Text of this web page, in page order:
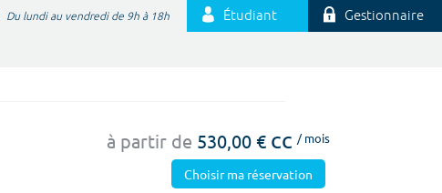
Du lundi au vendredi de 9h à 18h Étudiant Gestionnaire
à partir de 530,00 € cc / mois
Choisir ma réservation